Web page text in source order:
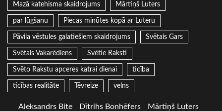
Mazā katehisma skaidrojums Mārtiņš Luters
par lūgšanu Piecas minūtes kopā ar Luteru
Pāvila vēstules galatiešiem skaidrojums Svētais Gars
Svētais Vakarēdiens Svētie Raksti
Svēto Rakstu apceres katrai dienai ticība
ticības realitāte Tēvreize velns
Aleksandrs Bite Dītrihs Bonhēfers Mārtiņš Luters